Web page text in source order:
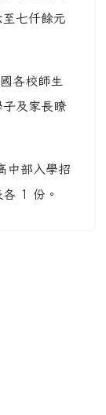
七仟餘元
各校師生
子及家長瞭
中部入學招
各 1 份。